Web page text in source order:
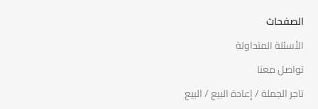
الصفحات
الأسئلة المتداولة
تواصل معنا
تاجر الجملة / إعادة البيع / البيع